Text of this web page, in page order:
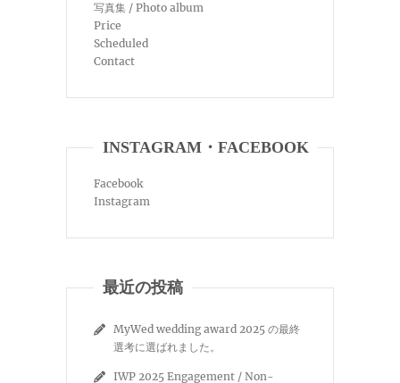
写真集 / Photo album
Price
Scheduled
Contact
INSTAGRAM・FACEBOOK
Facebook
Instagram
最近の投稿
MyWed wedding award 2025 の最終
選考に選ばれました。
IWP 2025 Engagement / Non-